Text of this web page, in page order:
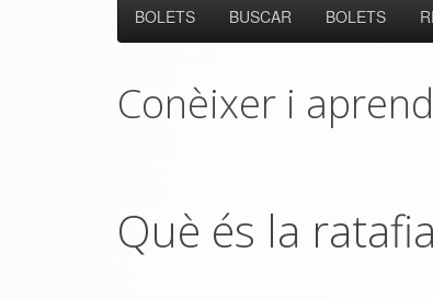
BOLETS BUSCAR BOLETS
Conèixer i
Què és la